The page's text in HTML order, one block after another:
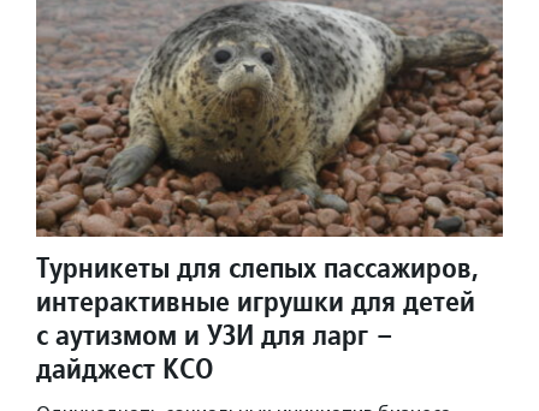
Турникеты для слепых пассажиров,
интерактивные игрушки для детей
с аутизмом и УЗИ для ларг –
дайджест КСО